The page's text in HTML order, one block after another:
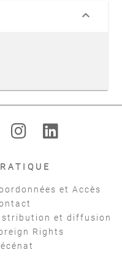
keyboard_arrow_down
et Accès
et diffusion
Rights